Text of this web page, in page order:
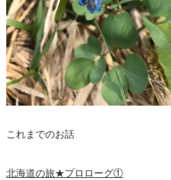
これまでのお話
北海道の旅★プロローグ①